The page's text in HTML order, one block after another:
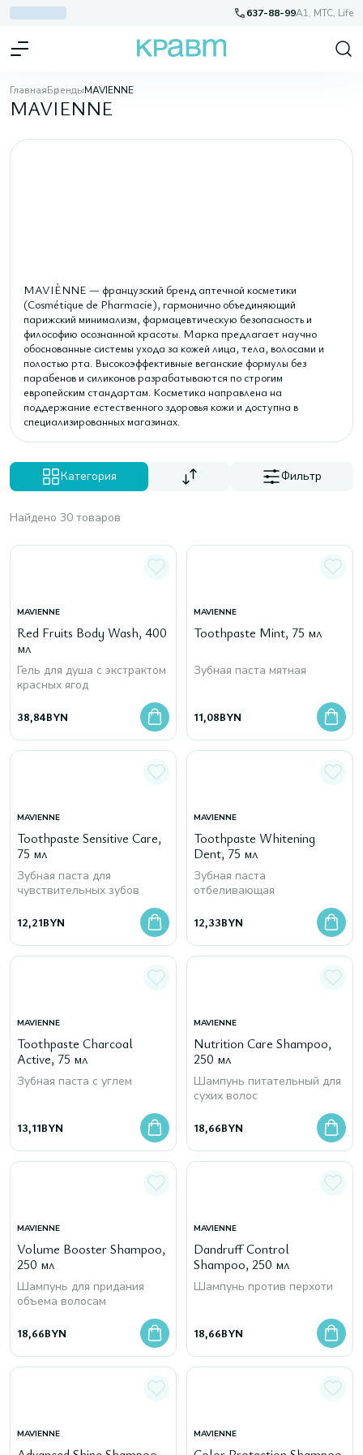
637-88-99A1, МТС, Life
ГлавнаяБрендыMAVIENNE
MAVIENNE
MAVIÈNNE — французский бренд аптечной косметики
(Cosmétique de Pharmacie), гармонично объединяющий
парижский минимализм, фармацевтическую безопасность и
философию осознанной красоты. Марка предлагает научно
обоснованные системы ухода за кожей лица, тела, волосами и
полостью рта. Высокоэффективные веганские формулы без
парабенов и силиконов разрабатываются по строгим
европейским стандартам. Косметика направлена на
поддержание естественного здоровья кожи и доступна в
специализированных магазинах.
Категория Фильтр
Найдено 30 товаров
MAVIENNE
Red Fruits Body Wash, 400
мл
Гель для душа с экстрактом
красных ягод
38,84BYN
MAVIENNE
Toothpaste Mint, 75 мл
Зубная паста мятная
11,08BYN
MAVIENNE
Toothpaste Sensitive Care,
75 мл
Зубная паста для
чувствительных зубов
12,21BYN
MAVIENNE
Toothpaste Whitening
Dent, 75 мл
Зубная паста
отбеливающая
12,33BYN
MAVIENNE
Toothpaste Charcoal
Active, 75 мл
Зубная паста с углем
13,11BYN
MAVIENNE
Nutrition Care Shampoo,
250 мл
Шампунь питательный для
сухих волос
18,66BYN
MAVIENNE
Volume Booster Shampoo,
250 мл
Шампунь для придания
объема волосам
18,66BYN
MAVIENNE
Dandruff Control
Shampoo, 250 мл
Шампунь против перхоти
18,66BYN
MAVIENNE MAVIENNE